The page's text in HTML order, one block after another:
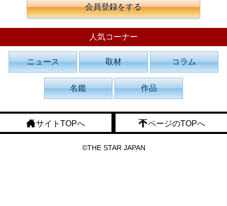
会員登録をする
人気コーナー
ニュース 取材 コラム
名鑑 作品
サイトTOPへ ページのTOPへ
©THE STAR JAPAN